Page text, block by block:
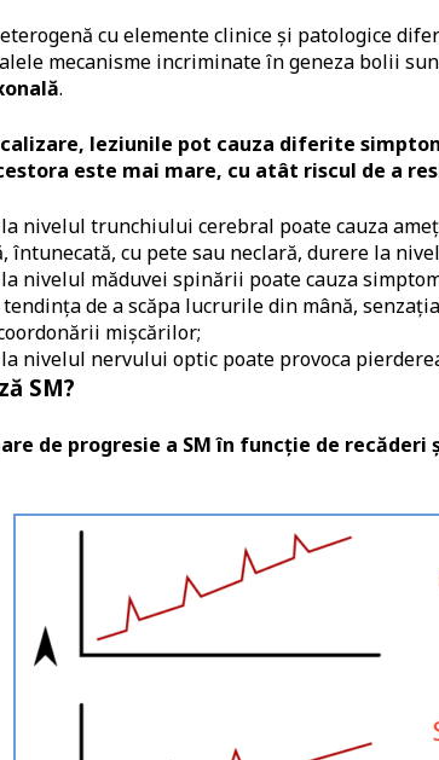
cu elemente clinice și patologice
mecanisme incriminate în geneza bolii
.
leziunile pot cauza diferite
este mai mare, cu atât riscul de a
nivelul trunchiului cerebral poate cauza
întunecată, cu pete sau neclară, durere la
nivelul măduvei spinării poate cauza
de a scăpa lucrurile din mână,
mişcărilor;
nivelul nervului optic poate provoca
SM?
de progresie a SM în funcție de